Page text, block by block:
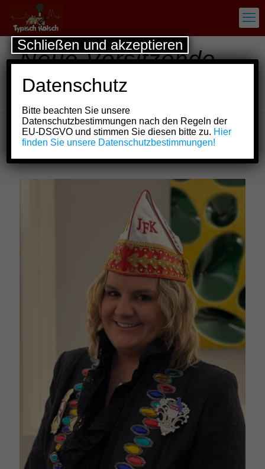
Neue Vorsitzende
des
Juniorenförderkreises
Datenschutz
Bitte beachten Sie unsere
Datenschutzbestimmungen nach den Regeln der
EU-DSGVO und stimmen Sie diesen bitte zu. Hier
finden Sie unsere Datenschutzbestimmungen!
Schließen und akzeptieren